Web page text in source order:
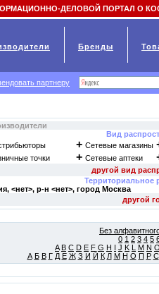
Вид
+ Сетевые магазины
точки + Сетевые аптеки
Территориальное
<нет>, р-н <нет>, город Москва
Без
0 1 2 3 4 5
A B C D E F G H I J K L M N
А Б В Г Д Е Ж З И Й К Л М Н О П Р С
ДЕЛОВОЙ ПОРТАЛ О
Бренды
партнеру